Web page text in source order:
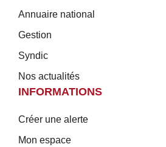
Annuaire national
Gestion
Syndic
Nos actualités
INFORMATIONS
Créer une alerte
Mon espace